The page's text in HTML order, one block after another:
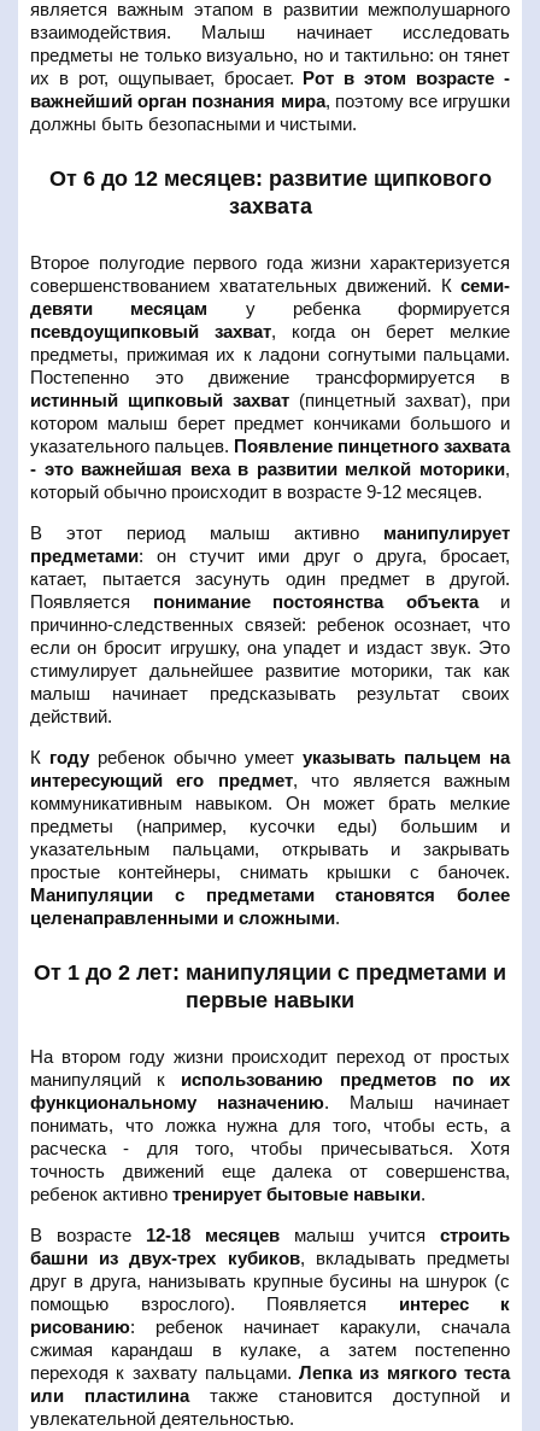
является важным этапом в развитии межполушарного
взаимодействия. Малыш начинает исследовать
предметы не только визуально, но и тактильно: он тянет
их в рот, ощупывает, бросает. Рот в этом возрасте -
важнейший орган познания мира, поэтому все игрушки
должны быть безопасными и чистыми.
От 6 до 12 месяцев: развитие щипкового
захвата
Второе полугодие первого года жизни характеризуется
совершенствованием хватательных движений. К семи-
девяти месяцам у ребенка формируется
псевдоущипковый захват, когда он берет мелкие
предметы, прижимая их к ладони согнутыми пальцами.
Постепенно это движение трансформируется в
истинный щипковый захват (пинцетный захват), при
котором малыш берет предмет кончиками большого и
указательного пальцев. Появление пинцетного захвата
- это важнейшая веха в развитии мелкой моторики,
который обычно происходит в возрасте 9-12 месяцев.
В этот период малыш активно манипулирует
предметами: он стучит ими друг о друга, бросает,
катает, пытается засунуть один предмет в другой.
Появляется понимание постоянства объектаи
причинно-следственных связей: ребенок осознает, что
если он бросит игрушку, она упадет и издаст звук. Это
стимулирует дальнейшее развитие моторики, так как
малыш начинает предсказывать результат своих
действий.
К году ребенок обычно умеет указывать пальцем на
интересующий его предмет, что является важным
коммуникативным навыком. Он может брать мелкие
предметы (например, кусочки еды) большим и
указательным пальцами, открывать и закрывать
простые контейнеры, снимать крышки с баночек.
Манипуляции с предметами становятся более
целенаправленными и сложными.
От 1 до 2 лет: манипуляции с предметами и
первые навыки
На втором году жизни происходит переход от простых
манипуляций к использованию предметов по их
функциональному назначению. Малыш начинает
понимать, что ложка нужна для того, чтобы есть, а
расческа - для того, чтобы причесываться. Хотя
точность движений еще далека от совершенства,
ребенок активно тренирует бытовые навыки.
В возрасте 12-18 месяцев малыш учится строить
башни из двух-трех кубиков, вкладывать предметы
друг в друга, нанизывать крупные бусины на шнурок (с
помощью взрослого). Появляется интерес к
рисованию: ребенок начинает каракули, сначала
сжимая карандаш в кулаке, а затем постепенно
переходя к захвату пальцами.Лепка из мягкого теста
или пластилинатакже становится доступной и
увлекательной деятельностью.